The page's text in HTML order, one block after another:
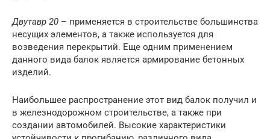
Двутавр 20 – применяется в строительстве большинства
несущих элементов, а также используется для
возведения перекрытий. Еще одним применением
данного вида балок является армирование бетонных
изделий.
Наибольшее распространение этот вид балок получил и
в железнодорожном строительстве, а также при
создании автомобилей. Высокие характеристики